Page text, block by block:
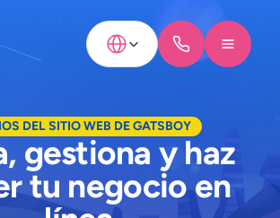
Select Language
DEL SITIO WEB DE GATSBOY
gestiona y haz
tu negocio en